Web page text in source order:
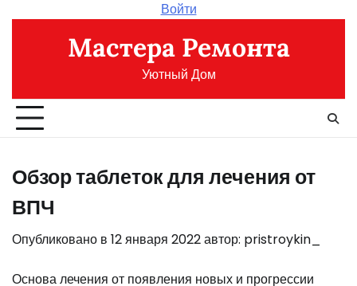
содержимому
Войти
Мастера Ремонта
Уютный Дом
Обзор таблеток для лечения от
ВПЧ
Опубликовано в 12 января 2022автор: pristroykin_
Основа лечения от появления новых и прогрессии